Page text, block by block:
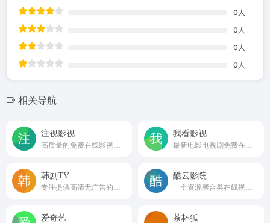
0 人
0 人
0 人
0 人
相关导航
注视影视 我看影视
韩剧TV 酷云影院
爱奇艺 ‌茶杯狐‌